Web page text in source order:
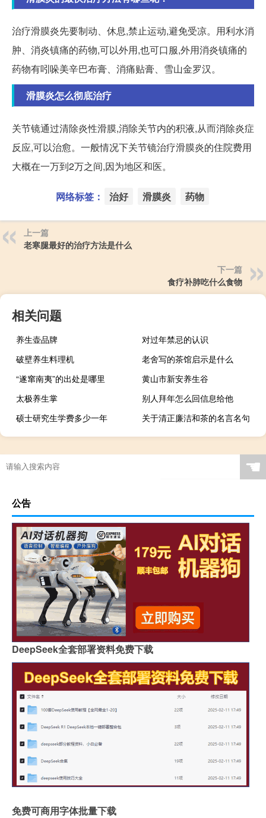
治疗滑膜炎先要制动、休息,禁止运动,避免受凉。用利水消
肿、消炎镇痛的药物,可以外用,也可口服,外用消炎镇痛的
药物有吲哚美辛巴布膏、消痛贴膏、雪山金罗汉。
滑膜炎怎么彻底治疗
关节镜通过清除炎性滑膜,消除关节内的积液,从而消除炎症
反应,可以治愈。一般情况下关节镜治疗滑膜炎的住院费用
大概在一万到2万之间,因为地区和医。
网络标签： 治好 滑膜炎 药物
上一篇
老寒腿最好的治疗方法是什么
下一篇
食疗补肺吃什么食物
相关问题
养生壶品牌
对过年禁忌的认识
破壁养生料理机
老舍写的茶馆启示是什么
“遂窜南夷”的出处是哪里
黄山市新安养生谷
太极养生掌
别人拜年怎么回信息给他
硕士研究生学费多少一年
关于清正廉洁和茶的名言名句
☚
公告
DeepSeek全套部署资料免费下载
免费可商用字体批量下载